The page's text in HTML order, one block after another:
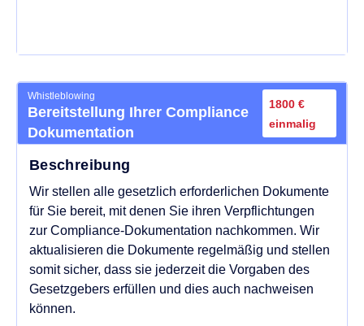
Whistleblowing
Bereitstellung Ihrer Compliance
Dokumentation
1800 €
einmalig
Beschreibung
Wir stellen alle gesetzlich erforderlichen Dokumente
für Sie bereit, mit denen Sie ihren Verpflichtungen
zur Compliance-Dokumentation nachkommen. Wir
aktualisieren die Dokumente regelmäßig und stellen
somit sicher, dass sie jederzeit die Vorgaben des
Gesetzgebers erfüllen und dies auch nachweisen
können.